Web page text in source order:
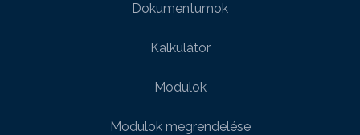
Dokumentumok
Kalkulátor
Modulok
Modulok megrendelése